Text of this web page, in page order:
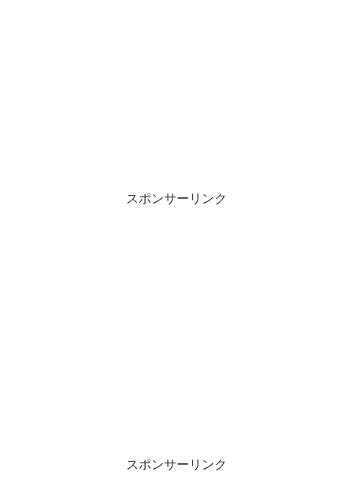
スポンサーリンク
スポンサーリンク